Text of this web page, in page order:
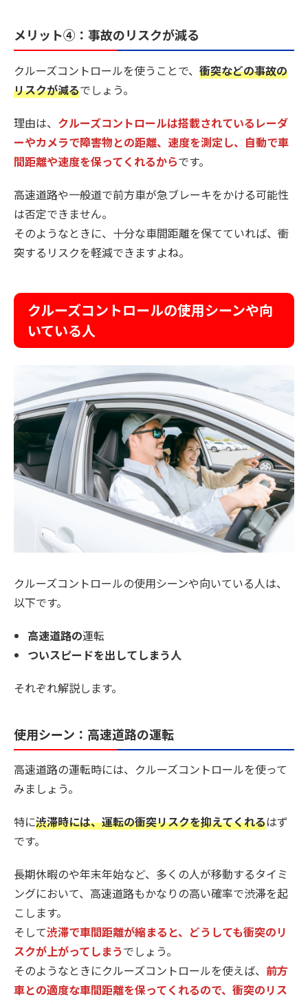
メリット④：事故のリスクが減る
クルーズコントロールを使うことで、 衝突などの事故の
リスクが減るでしょう。
理由は、 クルーズコントロールは搭載されているレーダ
ーやカメラで障害物との距離、速度を測定し、自動で車
間距離や速度を保ってくれるからです。
高速道路や一般道で前方車が急ブレーキをかける可能性
は否定できません。
そのようなときに、十分な車間距離を保てていれば、衝
突するリスクを軽減できますよね。
クルーズコントロールの使用シーンや向
いている人
クルーズコントロールの使用シーンや向いている人は、
以下です。
高速道路の運転
ついスピードを出してしまう人
それぞれ解説します。
使用シーン：高速道路の運転
高速道路の運転時には、クルーズコントロールを使って
みましょう。
特に渋滞時には、運転の衝突リスクを抑えてくれるはず
です。
長期休暇のや年末年始など、多くの人が移動するタイミ
ングにおいて、高速道路もかなりの高い確率で渋滞を起
こします。
そして渋滞で車間距離が縮まると、どうしても衝突のリ
スクが上がってしまうでしょう。
そのようなときにクルーズコントロールを使えば、 前方
車との適度な車間距離を保ってくれるので、衝突のリス